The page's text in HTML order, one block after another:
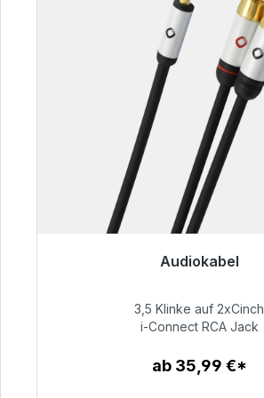
Audiokabel
51,99 €
3,5 Klinke auf 2xCinch
i-Connect RCA Jack
ab 35,99 €*